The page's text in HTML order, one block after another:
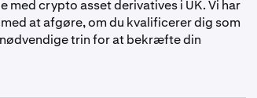
med crypto asset derivatives i UK. Vi har
at afgøre, om du kvalificerer dig som
trin for at bekræfte din